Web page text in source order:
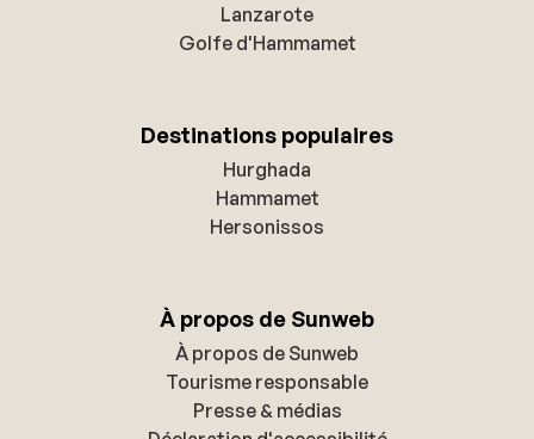
Lanzarote
Golfe d'Hammamet
Destinations populaires
Hurghada
Hammamet
Hersonissos
À propos de Sunweb
À propos de Sunweb
Tourisme responsable
Presse & médias